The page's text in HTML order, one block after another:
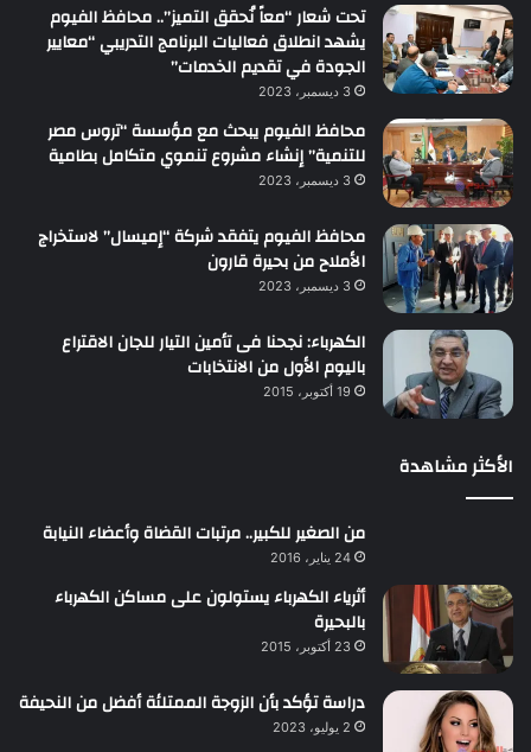
تحت شعار “معاً نُحقق التميز”.. محافظ الفيوم
يشهد انطلاق فعاليات البرنامج التدريبي “معايير
الجودة في تقديم الخدمات”
3 ديسمبر، 2023
محافظ الفيوم يبحث مع مؤسسة “تروس مصر
للتنمية” إنشاء مشروع تنموي متكامل بطامية
3 ديسمبر، 2023
محافظ الفيوم يتفقد شركة “إميسال” لاستخراج
الأملاح من بحيرة قارون
3 ديسمبر، 2023
الكهرباء: نجحنا فى تأمين التيار للجان الاقتراع
باليوم الأول من الانتخابات
19 أكتوبر، 2015
الأكثر مشاهدة
من الصغير للكبير.. مرتبات القضاة وأعضاء النيابة
24 يناير، 2016
أثرياء الكهرباء يستولون على مساكن الكهرباء
بالبحيرة
23 أكتوبر، 2015
دراسة تؤكد بأن الزوجة الممتلئة أفضل من النحيفة
2 يوليو، 2023